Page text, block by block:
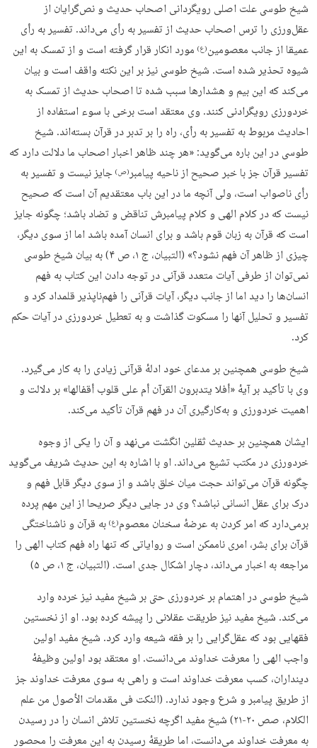
شیخ طوسی علت اصلی رویگردانی اصحاب حدیث و نص‌گرایان از
عقل‌ورزی را ترس اصحاب حدیث از تفسیر به رأی می‌داند. تفسیر به رأی
عمیقا از جانب معصومین(ع) مورد انکار قرار گرفته است و از تمسک به این
شیوه تحذیر شده است. شیخ طوسی نیز بر این نکته واقف است و بیان
می‌کند که این بیم و هشدارها سبب شده تا اصحاب حدیث از تمسک به
خردورزی رویگرادنی کنند. وی معتقد است برخی با سوء استفاده از
احادیث مربوط به تفسیر به رأی، راه را بر تدبر در قرآن بسته‌اند. شیخ
طوسی در این باره می‌گوید: «هر چند ظاهر اخبار اصحاب ما دلالت دارد که
تفسیر قرآن جز با خبر صحیح از ناحیه پیامبر(ص) جایز نیست و تفسیر به
رأی ناصواب است، ولی آنچه ما در این باب معتقدیم آن است که صحیح
نیست که در کلام الهی و کلام پیامبرش تناقض و تضاد باشد؛ چگونه جایز
است که قرآن به زبان قوم باشد و برای انسان آمده باشد اما از سوی دیگر،
چیزی از ظاهر آن فهم نشود؟» (التبیان، ج ۱، ص ۴) به بیان شیخ طوسی
نمی‌توان از طرفی آیات متعدد قرآنی در توجه دادن این کتاب به فهم
انسان‌ها را دید اما از جانب دیگر، آیات قرآنی را فهم‌ناپذیر قلمداد کرد و
تفسیر و تحلیل آنها را مسکوت گذاشت و به تعطیل خردورزی در آیات حکم
کرد.
شیخ طوسی همچنین بر مدعای خود ادلهٔ قرآنی زیادی را به کار می‌گیرد.
وی با تأکید بر آیهٔ «أفلا یتدبرون القرآن أم علی قلوب أقفالها» بر دلالت و
اهمیت خردورزی و به‌کارگیری آن در فهم قرآن تأکید می‌کند.
ایشان همچنین بر حدیث ثقلین انگشت می‌نهد و آن را یکی از وجوه
خردورزی در مکتب تشیع می‌داند. او با اشاره به این حدیث شریف می‌گوید
چگونه قرآن می‌تواند حجت میان خلق باشد و از سوی دیگر قابل فهم و
درک برای عقل انسانی نباشد؟ وی در جایی دیگر صریحا از این مهم پرده
برمی‌دارد که امر کردن به عرضهٔ سخنان معصوم(ع) به قرآن و ناشناختگی
قرآن برای بشر، امری ناممکن است و روایاتی که تنها راه فهم کتاب الهی را
مراجعه به اخبار می‌داند، دچار اشکال جدی است. (التبیان، ج ۱، ص ۵)
شیخ طوسی در اهتمام بر خردورزی حتی بر شیخ مفید نیز خرده وارد
می‌کند. شیخ مفید نیز طریقت عقلانی را پیشه کرده بود. او از نخستین
فقهایی بود که عقل‌گرایی را بر فقه شیعه وارد کرد. شیخ مفید اولین
واجب الهی را معرفت خداوند می‌دانست. او معتقد بود اولین وظیفهٔ
دینداران، کسب معرفت خداوند است و راهی به سوی معرفت خداوند جز
از طریق پیامبر و شرع وجود ندارد. (النکت فی مقدمات الأصول من علم
الکلام، صص ۲۰-۲۱) شیخ مفید اگرچه نخستین تلاش انسان را در رسیدن
به معرفت خداوند می‌دانست، اما طریقهٔ رسیدن به این معرفت را محصور